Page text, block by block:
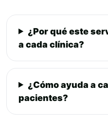
¿Por qué este
a cada clínica?
¿Cómo ayuda a
pacientes?